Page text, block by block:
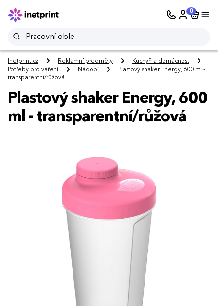
0
Inetprint.cz Reklamní předměty
Kuchyň a domácnost
Potřeby pro vaření
Nádobí
Plastový shaker Energy, 600 ml -
transparentní/růžová
Plastový shaker Energy, 600
ml - transparentní/růžová